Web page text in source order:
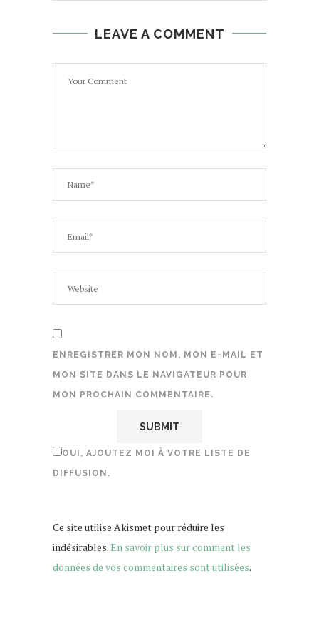
LEAVE A COMMENT
ENREGISTRER MON NOM, MON E-MAIL ET
MON SITE DANS LE NAVIGATEUR POUR
MON PROCHAIN COMMENTAIRE.
OUI, AJOUTEZ MOI À VOTRE LISTE DE
DIFFUSION.
Ce site utilise Akismet pour réduire les
indésirables.En savoir plus sur comment les
données de vos commentaires sont utilisées.